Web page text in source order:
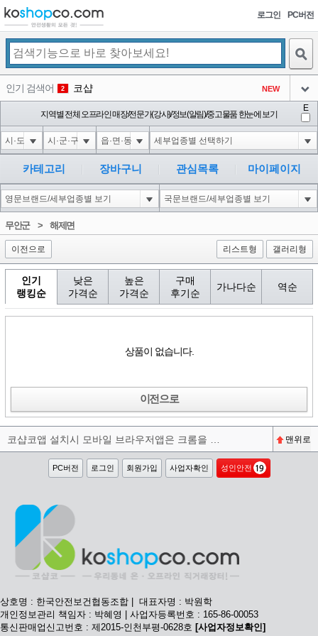
로그인 PC버전
인기 검색어 2 코샵 NEW
3 익스
아이콘
4 미끄럼방지
아이콘
5 대성설렁탕
아이콘
-16
6 1-1 waitfor delay '0:0:15' --
아이콘
0
1
지역별 전체 오프라인 매장/전문가(강사)/정보(알림)/중고물품 한눈에 보기
E
카테고리 장바구니 관심목록 마이페이지
무안군> 해제면
이전으로 리스트형 갤러리형
인기
랭킹순
낮은
가격순
높은
가격순
구매
후기순
가나다순 역순
상품이 없습니다.
이전으로
맨위로
PC버전 로그인 회원가입 사업자확인 성인안전
상호명 : 한국안전보건협동조합 | 대표자명 : 박원학
개인정보관리 책임자 : 박혜영 | 사업자등록번호 : 165-86-00053
통신판매업신고번호 : 제2015-인천부평-0628호 [사업자정보확인]